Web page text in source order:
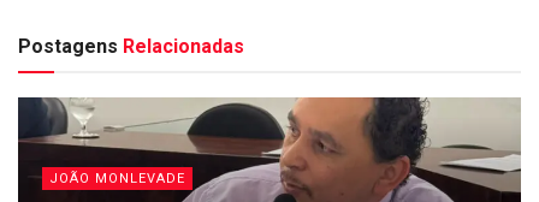
Postagens Relacionadas
JOÃO MONLEVADE